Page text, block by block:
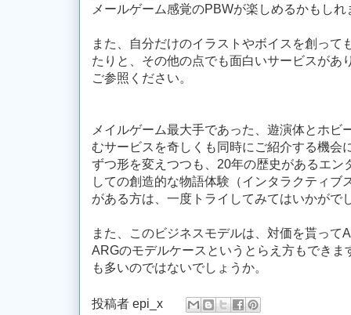
メールゲーム感覚のPBWが楽しめるかもしれ
また、自分だけのイラストやボイスを創って
たりと、その他の点でも面白いサービスがあ
ご参照ください。
メイルゲーム最大手であった、遊演体とホビ
むサービスを奇しくも同時にご紹介する機会
ずつ形を変えつつも、20年の歴史があるエン
しての創造的な物語体験（インタラクティブ
がある方は、一度トライしてみてはいかがで
また、このビジネスモデルは、対価を貰って
ARGのモデルケースというとらえ方もできま
も多いのではないでしょうか。
投稿者 epi_x